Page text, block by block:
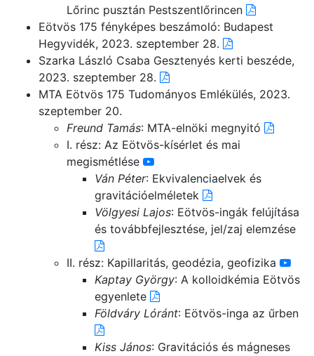
Lőrinc pusztán Pestszentlőrincen
Eötvös 175 fényképes beszámoló: Budapest
Hegyvidék, 2023. szeptember 28.
Szarka László Csaba Gesztenyés kerti beszéde,
2023. szeptember 28.
MTA Eötvös 175 Tudományos Emlékülés, 2023.
szeptember 20.
Freund Tamás: MTA-elnöki megnyitó
I. rész: Az Eötvös-kísérlet és mai
megismétlése
Ván Péter: Ekvivalenciaelvek és
gravitációelméletek
Völgyesi Lajos: Eötvös-ingák felújítása
és továbbfejlesztése, jel/zaj elemzése
II. rész: Kapillaritás, geodézia, geofizika
Kaptay György: A kolloidkémia Eötvös
egyenlete
Földváry Lóránt: Eötvös-inga az űrben
Kiss János: Gravitációs és mágneses